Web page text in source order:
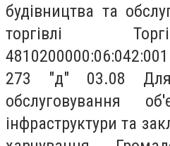
будівництва та
торгівлі
273 "д" 03.08 Для
обслуговування
інфраструктури та